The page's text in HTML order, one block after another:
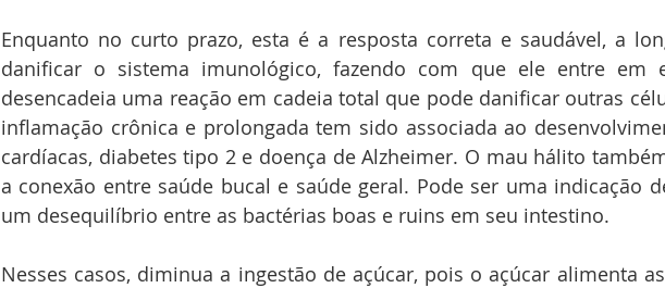
Enquanto no curto prazo, esta é a resposta correta e saudável, a
danificar o sistema imunológico, fazendo com que ele entre em
desencadeia uma reação em cadeia total que pode danificar outras
inflamação crônica e prolongada tem sido associada ao
cardíacas, diabetes tipo 2 e doença de Alzheimer. O mau hálito
a conexão entre saúde bucal e saúde geral. Pode ser uma indicação
um desequilíbrio entre as bactérias boas e ruins em seu intestino.
Nesses casos, diminua a ingestão de açúcar, pois o açúcar alimenta